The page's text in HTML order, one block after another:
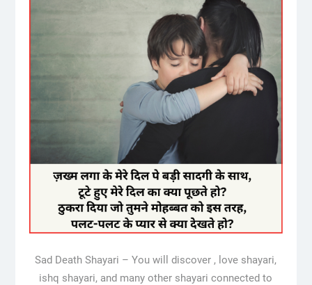
Sad Death Shayari – You will discover , love shayari,
ishq shayari, and many other shayari connected to